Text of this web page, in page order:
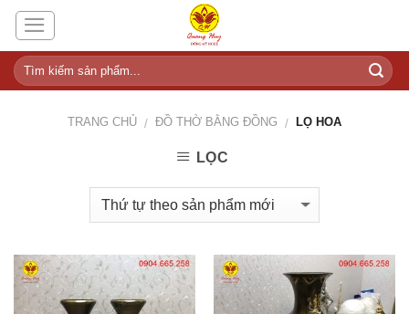
Skip
content
TRANG CHỦ / ĐỒ THỜ BẰNG ĐỒNG / LỌ HOA
LỌC